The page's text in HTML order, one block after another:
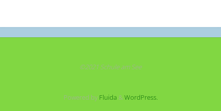
©2021 Schule am See
Powered byFluida &WordPress.